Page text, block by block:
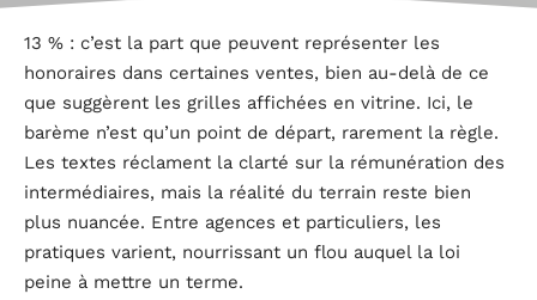
13 % : c’est la part que peuvent représenter les
honoraires dans certaines ventes, bien au-delà de ce
que suggèrent les grilles affichées en vitrine. Ici, le
barème n’est qu’un point de départ, rarement la règle.
Les textes réclament la clarté sur la rémunération des
intermédiaires, mais la réalité du terrain reste bien
plus nuancée. Entre agences et particuliers, les
pratiques varient, nourrissant un flou auquel la loi
peine à mettre un terme.